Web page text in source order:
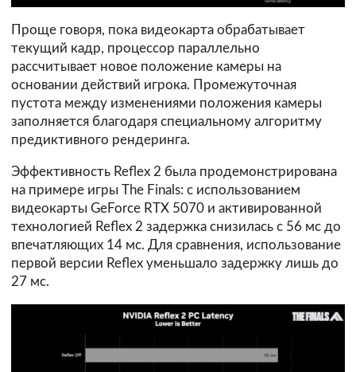
Проще говоря, пока видеокарта обрабатывает
текущий кадр, процессор параллельно
рассчитывает новое положение камеры на
основании действий игрока. Промежуточная
пустота между изменениями положения камеры
заполняется благодаря специальному алгоритму
предиктивного рендеринга.
Эффективность Reflex 2 была продемонстрирована
на примере игры The Finals: с использованием
видеокарты GeForce RTX 5070 и активированной
технологией Reflex 2 задержка снизилась с 56 мс до
впечатляющих 14 мс. Для сравнения, использование
первой версии Reflex уменьшало задержку лишь до
27 мс.